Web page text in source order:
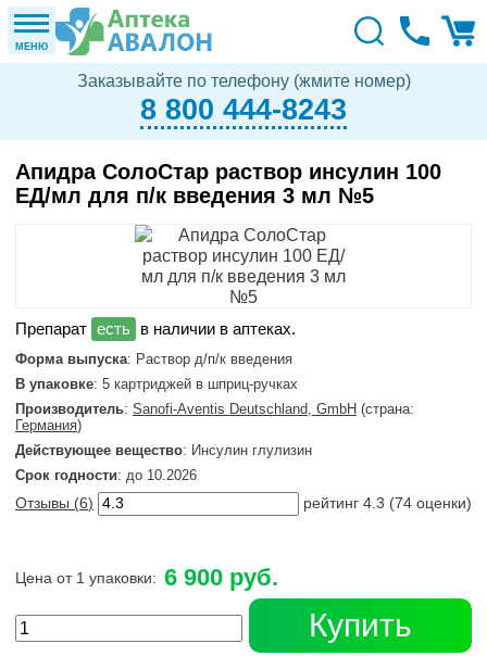
МЕНЮ
Заказывайте по телефону (жмите номер)
8 800 444-8243
Апидра СолоСтар раствор инсулин 100
ЕД/мл для п/к введения 3 мл №5
в наличии в аптеках.
Форма выпуска: Раствор д/п/к введения
В упаковке: 5 картриджей в шприц-ручках
Производитель: Sanofi-Aventis Deutschland, GmbH (страна:
Германия)
Действующее вещество: Инсулин глулизин
Срок годности: до 10.2026
Отзывы (6) рейтинг 4.3 (74 оценки)
Цена от 1 упаковки: 6 900 руб.
Купить